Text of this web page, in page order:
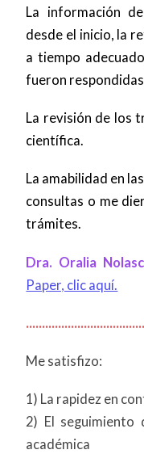
La información
desde el inicio, la
a tiempo
fueron
La revisión de los
científica.
La amabilidad en
consultas o me
trámites.
Dra. Oralia
Paper, clic aquí.
Me satisfizo:
1) La rapidez en
2) El seguimiento
académica